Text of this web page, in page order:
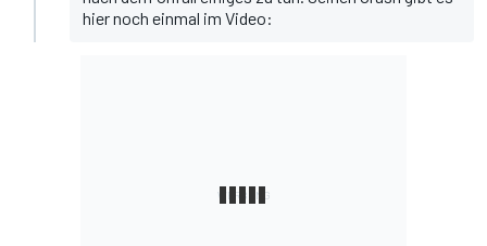
hier noch einmal im Video: